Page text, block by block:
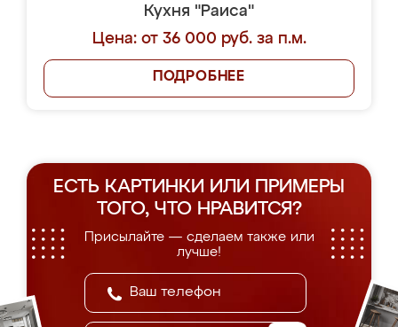
Кухня "Раиса"
Цена: от 36 000 руб. за п.м.
ПОДРОБНЕЕ
ЕСТЬ КАРТИНКИ ИЛИ ПРИМЕРЫ
ТОГО, ЧТО НРАВИТСЯ?
Присылайте — сделаем также или
лучше!